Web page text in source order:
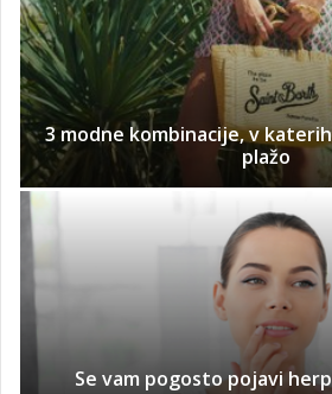
3 modne kombinacije, v
plažo
Se vam pogosto pojavi